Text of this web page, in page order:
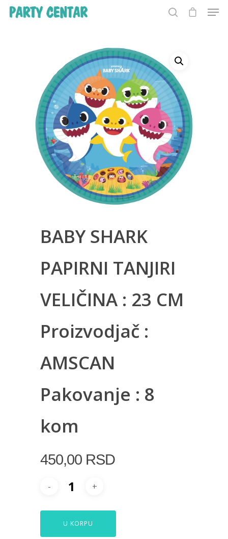
Hit enter to search or ESC to close
BABY SHARK
PAPIRNI TANJIRI
VELIČINA : 23 CM
Proizvodjač :
AMSCAN
Pakovanje : 8
kom
450,00 RSD
U KORPU